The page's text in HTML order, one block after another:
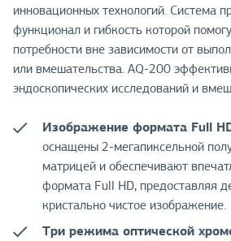
инновационных технологий. Система
функционал и гибкость которой
потребности вне зависимости от
или вмешательства. AQ-200
эндоскопических исследований и
Изображение формата Full
оснащены 2-мегапиксельной
матрицей и обеспечивают
формата Full HD, предоставляя
кристально чистое изображение.
Три режима оптической